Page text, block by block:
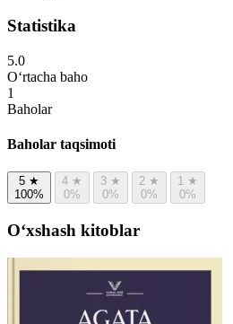
Statistika
5.0
O‘rtacha baho
1
Baholar
Baholar taqsimoti
5 ★
100%
4 ★
0%
3 ★
0%
2 ★
0%
1 ★
0%
Oʻxshash kitoblar